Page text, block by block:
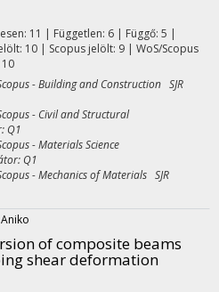
11 | Független: 6 | Függő: 5 |
10 | Scopus jelölt: 9 | WoS/Scopus
- Building and Construction SJR
- Civil and Structural
Q1
- Materials Science
Q1
- Mechanics of Materials SJR
of composite beams
shear deformation